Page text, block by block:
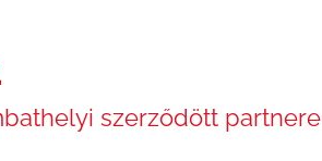
szerződött partnere